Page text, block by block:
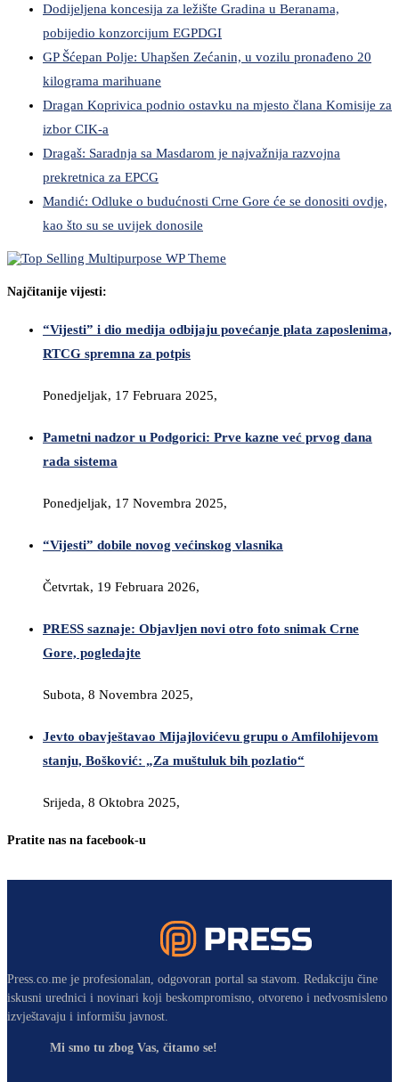
Dodijeljena koncesija za ležište Gradina u Beranama,
pobijedio konzorcijum EGPDGI
GP Šćepan Polje: Uhapšen Zećanin, u vozilu pronađeno 20
kilograma marihuane
Dragan Koprivica podnio ostavku na mjesto člana Komisije za
izbor CIK-a
Dragaš: Saradnja sa Masdarom je najvažnija razvojna
prekretnica za EPCG
Mandić: Odluke o budućnosti Crne Gore će se donositi ovdje,
kao što su se uvijek donosile
Najčitanije vijesti:
“Vijesti” i dio medija odbijaju povećanje plata zaposlenima,
RTCG spremna za potpis
Ponedjeljak, 17 Februara 2025,
Pametni nadzor u Podgorici: Prve kazne već prvog dana
rada sistema
Ponedjeljak, 17 Novembra 2025,
“Vijesti” dobile novog većinskog vlasnika
Četvrtak, 19 Februara 2026,
PRESS saznaje: Objavljen novi otro foto snimak Crne
Gore, pogledajte
Subota, 8 Novembra 2025,
Jevto obavještavao Mijajlovićevu grupu o Amfilohijevom
stanju, Bošković: „Za muštuluk bih pozlatio“
Srijeda, 8 Oktobra 2025,
Pratite nas na facebook-u
Press.co.me je profesionalan, odgovoran portal sa stavom. Redakciju čine
iskusni urednici i novinari koji beskompromisno, otvoreno i nedvosmisleno
izvještavaju i informišu javnost.
Mi smo tu zbog Vas, čitamo se!